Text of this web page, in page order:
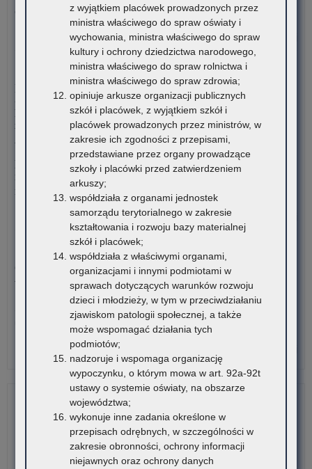
oraz Ośrodek Rozwoju Edukacji zapraszają…
Czytaj więcej
4 sierpnia 2026
Komunikat Małopolskiego Kuratora Oświaty w sprawie
przekazywania informacji o liczbie wolnych miejsc w
publicznych liceach ogólnokształcących, technikach,
branżowych szkołach I stopnia, szkołach policealnych,
branżowych szkołach II stopnia, publicznych szkołach
podstawowych dla dorosłych – postępowanie rekrutacyjne na
rok szkolny 2026/2027 oraz po przeprowadzeniu postępowania
rekrutacyjnego uzupełniającego na rok szkolny 2026/2027
3 sierpnia 2026
Ogólnopolski Konkurs Filmowy „Wieś mnie kręci, ja kręcę
wieś”
Stowarzyszenie „Kulturalne Ponidzie” w Chrobrzu zaprasza do
udziału w Ogólnopolskim…
z wyjątkiem placówek prowadzonych przez
ministra właściwego do spraw oświaty i
wychowania, ministra właściwego do spraw
kultury i ochrony dziedzictwa narodowego,
ministra właściwego do spraw rolnictwa i
ministra właściwego do spraw zdrowia;
opiniuje arkusze organizacji publicznych
szkół i placówek, z wyjątkiem szkół i
placówek prowadzonych przez ministrów, w
zakresie ich zgodności z przepisami,
przedstawiane przez organy prowadzące
szkoły i placówki przed zatwierdzeniem
arkuszy;
współdziała z organami jednostek
samorządu terytorialnego w zakresie
kształtowania i rozwoju bazy materialnej
szkół i placówek;
współdziała z właściwymi organami,
organizacjami i innymi podmiotami w
sprawach dotyczących warunków rozwoju
dzieci i młodzieży, w tym w przeciwdziałaniu
zjawiskom patologii społecznej, a także
może wspomagać działania tych
podmiotów;
nadzoruje i wspomaga organizację
wypoczynku, o którym mowa w art. 92a-92t
ustawy o systemie oświaty, na obszarze
województwa;
wykonuje inne zadania określone w
przepisach odrębnych, w szczególności w
zakresie obronności, ochrony informacji
niejawnych oraz ochrony danych